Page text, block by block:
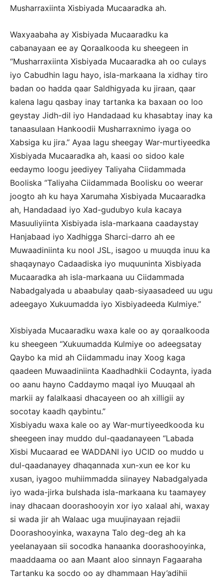
Musharraxiinta Xisbiyada Mucaaradka ah.
Waxyaabaha ay Xisbiyada Mucaaradku ka
cabanayaan ee ay Qoraalkooda ku sheegeen in
“Musharraxiinta Xisbiyada Mucaaradka ah oo culays
iyo Cabudhin lagu hayo, isla-markaana la xidhay tiro
badan oo hadda qaar Saldhigyada ku jiraan, qaar
kalena lagu qasbay inay tartanka ka baxaan oo loo
geystay Jidh-dil iyo Handadaad ku khasabtay inay ka
tanaasulaan Hankoodii Musharraxnimo iyaga oo
Xabsiga ku jira.” Ayaa lagu sheegay War-murtiyeedka
Xisbiyada Mucaaradka ah, kaasi oo sidoo kale
eedaymo loogu jeediyey Taliyaha Ciidammada
Booliska “Taliyaha Ciidammada Boolisku oo weerar
joogto ah ku haya Xarumaha Xisbiyada Mucaaradka
ah, Handadaad iyo Xad-gudubyo kula kacaya
Masuuliyiinta Xisbiyada isla-markaana caadaystay
Hanjabaad iyo Xadhigga Sharci-darro ah ee
Muwaadiniinta ku nool JSL, isagoo u muuqda inuu ka
shaqaynayo Cadaadiska iyo muquuninta Xisbiyada
Mucaaradka ah isla-markaana uu Ciidammada
Nabadgalyada u abaabulay qaab-siyaasadeed uu ugu
adeegayo Xukuumadda iyo Xisbiyadeeda Kulmiye.”
Xisbiyada Mucaaradku waxa kale oo ay qoraalkooda
ku sheegeen “Xukuumadda Kulmiye oo adeegsatay
Qaybo ka mid ah Ciidammadu inay Xoog kaga
qaadeen Muwaadiniinta Kaadhadhkii Codaynta, iyada
oo aanu hayno Caddaymo maqal iyo Muuqaal ah
markii ay falalkaasi dhacayeen oo ah xilligii ay
socotay kaadh qaybintu.”
Xisbiyadu waxa kale oo ay War-murtiyeedkooda ku
sheegeen inay muddo dul-qaadanayeen “Labada
Xisbi Mucaarad ee WADDANI iyo UCID oo muddo u
dul-qaadanayey dhaqannada xun-xun ee kor ku
xusan, iyagoo muhiimmadda siinayey Nabadgalyada
iyo wada-jirka bulshada isla-markaana ku taamayey
inay dhacaan doorashooyin xor iyo xalaal ahi, waxay
si wada jir ah Walaac uga muujinayaan rejadii
Doorashooyinka, waxayna Talo deg-deg ah ka
yeelanayaan sii socodka hanaanka doorashooyinka,
maaddaama oo aan Maant aloo sinnayn Fagaaraha
Tartanku ka socdo oo ay dhammaan Hay’adihii